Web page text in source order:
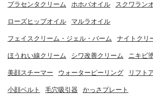
プラセンタクリーム ホホバオイル スクワラン
ローズヒップオイル マルラオイル
フェイスクリーム・ジェル・バーム ナイトクリ
ほうれい線クリーム シワ改善クリーム ニキビ
美顔スチーマー ウォーターピーリング リフト
小顔ベルト 毛穴吸引器 かっさプレート